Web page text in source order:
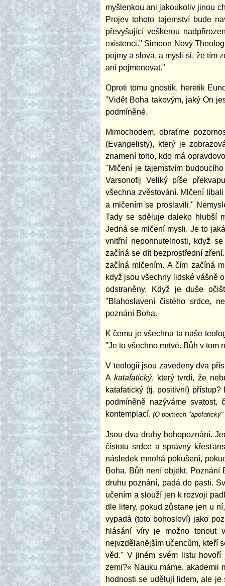
myšlenkou ani jakoukoliv jinou
Projev tohoto tajemství bude
převyšující veškerou
existenci." Simeon Nový
pojmy a slova, a myslí si, že tím
ani pojmenovat."
Oproti tomu gnostik, heretik
"Vidět Boha takovým, jaký On
podmíněné.
Mimochodem, obraťme
(Evangelisty), který je
znamení toho, kdo má
"Mlčení je tajemstvím
Varsonofij Veliký píše
všechna zvěstování. Mlčení
a mlčením se proslavili."
Tady se sděluje daleko hlubší
Jedná se mlčení mysli. Je to
vnitřní nepohnutelnosti, když
začíná se dít bezprostřední
začíná mlčením. A čím začíná
když jsou všechny lidské vášně
odstraněny. Když je duše
"Blahoslavení čistého srdce,
poznání Boha.
K čemu je všechna ta naše
"Je to všechno mrtvé. Bůh v tom
V teologii jsou zavedeny dva
A katafatický, který tvrdí, že
katafatický (tj. positivní)
podmíněně nazýváme
kontemplací. (O pojmech
Jsou dva druhy bohopoznání.
čistotu srdce a správný
následek mnohá pokušení,
Boha. Bůh není objekt. Poznání
druhu poznání, padá do pasti.
učením a slouží jen k rozvoji
dle litery, pokud zůstane jen u
vypadá (toto bohosloví) jako
hlásání víry je možno tonout
nejvzdělanějším učencům, kteří
věd." V jiném svém listu
zemi?« Nauku máme, akademii
hodnosti se udělují lidem, ale